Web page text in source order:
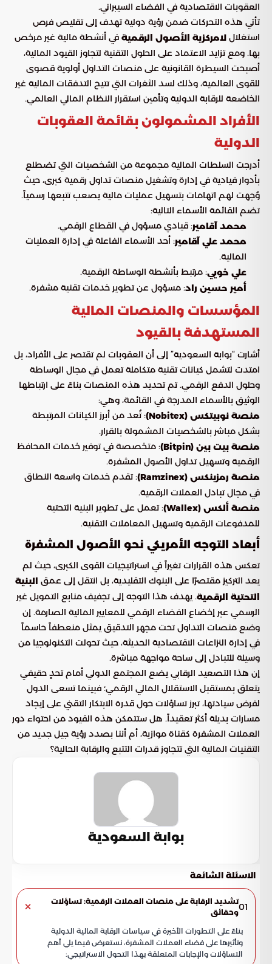
العقوبات الاقتصادية في الفضاء السيبراني.
تأتي هذه التحركات ضمن رؤية دولية تهدف إلى تقليص فرص
استغلال لامركزية الأصول الرقمية في أنشطة مالية غير مرخص
بها. ومع تزايد الاعتماد على الحلول التقنية لتجاوز القيود المالية،
أصبحت السيطرة القانونية على منصات التداول أولوية قصوى
للقوى العالمية، وذلك لسد الثغرات التي تتيح التدفقات المالية غير
الخاضعة للرقابة الدولية وتأمين استقرار النظام المالي العالمي.
الأفراد المشمولون بقائمة العقوبات
الدولية
أدرجت السلطات المالية مجموعة من الشخصيات التي تضطلع
بأدوار قيادية في إدارة وتشغيل منصات تداول رقمية كبرى، حيث
وُجهت لهم اتهامات بتسهيل عمليات مالية يصعب تتبعها رسمياً.
تضم القائمة الأسماء التالية:
محمد آقامير: قيادي مسؤول في القطاع الرقمي.
محمد علي آقامير: أحد الأسماء الفاعلة في إدارة العمليات
المالية.
علي خويي: مرتبط بأنشطة الوساطة الرقمية.
أمير حسين راد: مسؤول عن تطوير خدمات تقنية مشفرة.
المؤسسات والمنصات المالية
المستهدفة بالقيود
أشارت “بوابة السعودية” إلى أن العقوبات لم تقتصر على الأفراد، بل
امتدت لتشمل كيانات تقنية متكاملة تعمل في مجال الوساطة
وحلول الدفع الرقمي. تم تحديد هذه المنصات بناءً على ارتباطها
الوثيق بالأسماء المدرجة في القائمة، وهي:
منصة نوبيتكس (Nobitex)
: تُعد من أبرز الكيانات المرتبطة
بشكل مباشر بالشخصيات المشمولة بالقرار.
منصة بيت‌ بين (Bitpin)
: متخصصة في توفير خدمات المحافظ
الرقمية وتسهيل تداول الأصول المشفرة.
منصة رمزینكس (Ramzinex)
: تقدم خدمات واسعة النطاق
في مجال تبادل العملات الرقمية.
منصة ألكس (Wallex)
: تعمل على تطوير البنية التحتية
للمدفوعات الرقمية وتسهيل المعاملات التقنية.
أبعاد التوجه الأمريكي نحو الأصول المشفرة
تعكس هذه القرارات تغيراً في استراتيجيات القوى الكبرى، حيث لم
يعد التركيز مقتصرًا على البنوك التقليدية، بل انتقل إلى عمق البنية
التحتية الرقمية. يهدف هذا التوجه إلى تجفيف منابع التمويل غير
الرسمي عبر إخضاع الفضاء الرقمي للمعايير المالية الصارمة. إن
وضع منصات التداول تحت مجهر التدقيق يمثل منعطفاً حاسماً
في إدارة النزاعات الاقتصادية الحديثة، حيث تحولت التكنولوجيا من
وسيلة للتبادل إلى ساحة مواجهة مباشرة.
إن هذا التصعيد الرقابي يضع المجتمع الدولي أمام تحدٍ حقيقي
يتعلق بمستقبل الاستقلال المالي الرقمي؛ فبينما تسعى الدول
لفرض سيادتها، تبرز تساؤلات حول قدرة الابتكار التقني على إيجاد
مسارات بديلة أكثر تعقيداً. هل ستتمكن هذه القيود من احتواء دور
العملات المشفرة كقناة موازية، أم أننا بصدد رؤية جيل جديد من
التقنيات المالية التي تتجاوز قدرات التتبع والرقابة الحالية؟
بوابة السعودية
الاسئلة الشائعة
01تشديد الرقابة على منصات العملات الرقمية: تساؤلات
وحقائق
بناءً على التطورات الأخيرة في سياسات الرقابة المالية الدولية
وتأثيرها على فضاء العملات المشفرة، نستعرض فيما يلي أهم
التساؤلات والإجابات المتعلقة بهذا التحول الاستراتيجي: